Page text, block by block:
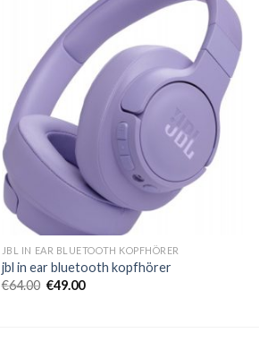
JBL IN EAR BLUETOOTH KOPFHÖRER
jbl in ear bluetooth kopfhörer
€64.00 €49.00